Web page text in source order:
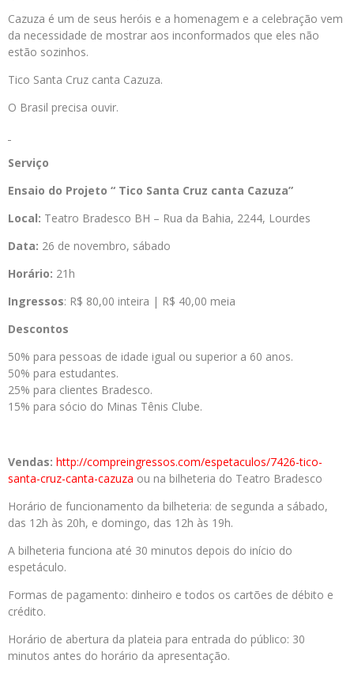
Cazuza é um de seus heróis e a homenagem e a celebração vem
da necessidade de mostrar aos inconformados que eles não
estão sozinhos.
Tico Santa Cruz canta Cazuza.
O Brasil precisa ouvir.
Serviço
Ensaio do Projeto “ Tico Santa Cruz canta Cazuza”
Local: Teatro Bradesco BH – Rua da Bahia, 2244, Lourdes
Data: 26 de novembro, sábado
Horário: 21h
Ingressos: R$ 80,00 inteira | R$ 40,00 meia
Descontos
50% para pessoas de idade igual ou superior a 60 anos.
50% para estudantes.
25% para clientes Bradesco.
15% para sócio do Minas Tênis Clube.
Vendas: http://compreingressos.com/espetaculos/7426-tico-
santa-cruz-canta-cazuza ou na bilheteria do Teatro Bradesco
Horário de funcionamento da bilheteria: de segunda a sábado,
das 12h às 20h, e domingo, das 12h às 19h.
A bilheteria funciona até 30 minutos depois do início do
espetáculo.
Formas de pagamento: dinheiro e todos os cartões de débito e
crédito.
Horário de abertura da plateia para entrada do público: 30
minutos antes do horário da apresentação.